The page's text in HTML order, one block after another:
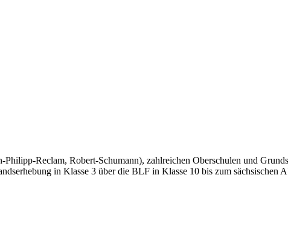
Reclam, Robert-Schumann), zahlreichen Oberschulen und
in Klasse 3 über die BLF in Klasse 10 bis zum sächsischen